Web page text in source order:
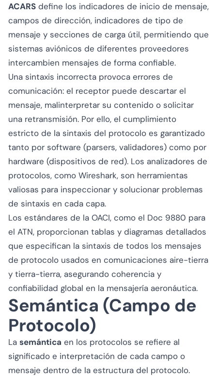
ACARS define los indicadores de inicio de mensaje,
campos de dirección, indicadores de tipo de
mensaje y secciones de carga útil, permitiendo que
sistemas aviónicos de diferentes proveedores
intercambien mensajes de forma confiable.
Una sintaxis incorrecta provoca errores de
comunicación: el receptor puede descartar el
mensaje, malinterpretar su contenido o solicitar
una retransmisión. Por ello, el cumplimiento
estricto de la sintaxis del protocolo es garantizado
tanto por software (parsers, validadores) como por
hardware (dispositivos de red). Los analizadores de
protocolos, como Wireshark, son herramientas
valiosas para inspeccionar y solucionar problemas
de sintaxis en cada capa.
Los estándares de la OACI, como el Doc 9880 para
el ATN, proporcionan tablas y diagramas detallados
que especifican la sintaxis de todos los mensajes
de protocolo usados en comunicaciones aire-tierra
y tierra-tierra, asegurando coherencia y
confiabilidad global en la mensajería aeronáutica.
Semántica (Campo de
Protocolo)
La semántica en los protocolos se refiere al
significado e interpretación de cada campo o
mensaje dentro de la estructura del protocolo.